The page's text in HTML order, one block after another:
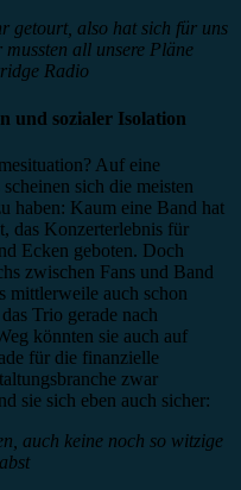
getourt, also hat sich für uns
all unsere Pläne
Radio
und sozialer Isolation
Auf eine
sich die meisten
haben: Kaum eine Band hat
das Konzerterlebnis für
Ecken geboten. Doch
zwischen Fans und Band
mittlerweile auch schon
Trio gerade nach
könnten sie auch auf
für die finanzielle
zwar
sie sich eben auch sicher:
auch keine noch so witzige